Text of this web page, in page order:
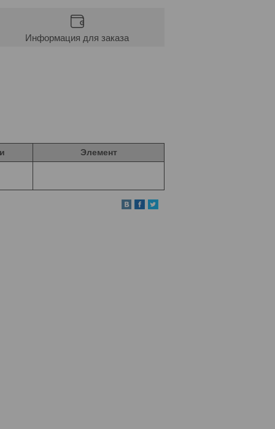
Информация для заказа
Элемент